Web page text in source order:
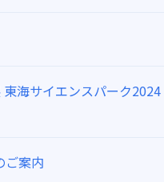
海サイエンスパーク
ご案内